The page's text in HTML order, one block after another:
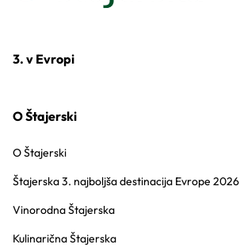
3. v Evropi
O Štajerski
O Štajerski
Štajerska 3. najboljša destinacija Evrope 2026
Vinorodna Štajerska
Kulinarična Štajerska